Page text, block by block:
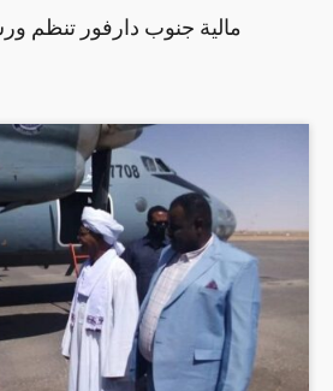
مالية جنوب دارفور تنظم